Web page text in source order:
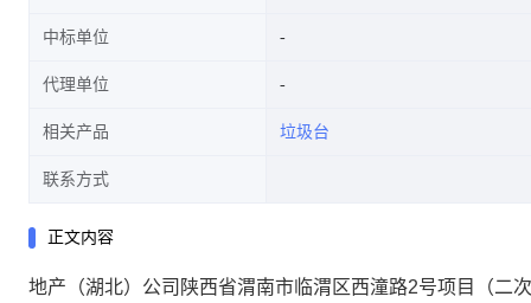
中标单位
代理单位
相关产品 垃圾台
联系方式
正文内容
地产（湖北）公司陕西省渭南市临渭区西潼路2号项目（二